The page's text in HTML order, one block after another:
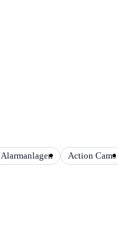
Alarmanlagen Action Cams